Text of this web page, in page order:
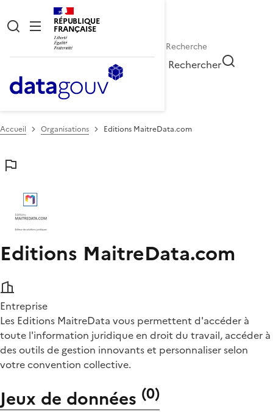
RÉPUBLIQUE
FRANÇAISE
Rechercher
Accueil Organisations Editions MaitreData.com
Editions MaitreData.com
Entreprise
Les Editions MaitreData vous permettent d'accéder à
toute l'information juridique en droit du travail, accéder à
des outils de gestion innovants et personnaliser selon
votre convention collective.
Jeux de données (0)